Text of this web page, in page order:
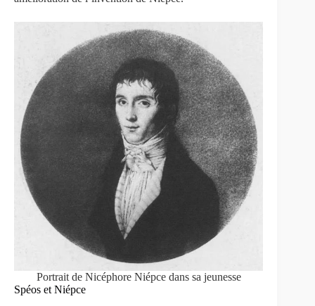
Portrait de Nicéphore Niépce dans sa jeunesse
Spéos et Niépce